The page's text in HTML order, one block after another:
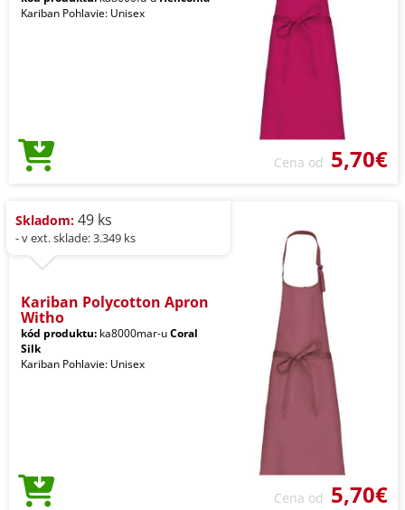
Kariban Pohlavie: Unisex
Cena od 5,70€
Skladom: 49 ks
- v ext. sklade: 3.349 ks
Kariban Polycotton Apron
Witho
kód produktu: ka8000mar-uCoral
Silk
Kariban Pohlavie: Unisex
Cena od 5,70€